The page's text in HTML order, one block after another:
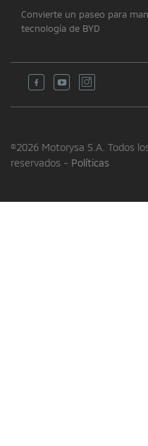
Convierte un paseo para
tecnología de BYD
©2026 Motorysa S.A. Todos
reservados - Políticas